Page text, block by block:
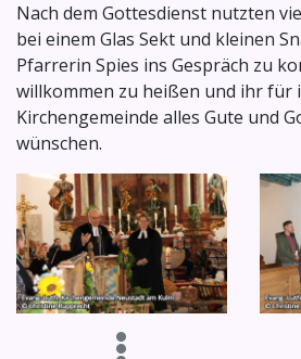
Nach dem Gottesdienst nutzten
bei einem Glas Sekt und kleinen
Pfarrerin Spies ins Gespräch zu
willkommen zu heißen und ihr für
Kirchengemeinde alles Gute und
wünschen.